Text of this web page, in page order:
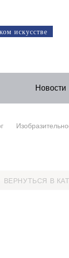
искусстве
Новости
ВЕРНУТЬСЯ В